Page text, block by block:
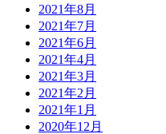
2021年8月
2021年7月
2021年6月
2021年4月
2021年3月
2021年2月
2021年1月
2020年12月